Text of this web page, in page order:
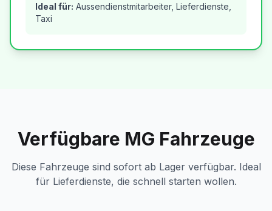
Ideal für: Aussendienstmitarbeiter, Lieferdienste,
Taxi
Verfügbare MG Fahrzeuge
Diese Fahrzeuge sind sofort ab Lager verfügbar. Ideal
für Lieferdienste, die schnell starten wollen.